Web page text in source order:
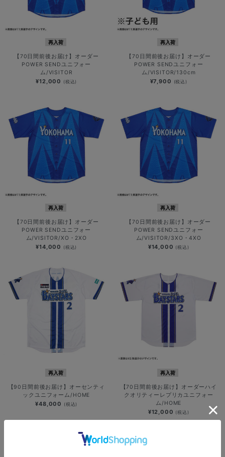
再入荷
【70日間前後お届け】オーダー
POWER SENDユニフォー
ム/VISITOR
¥12,000 (税込)
再入荷
【70日間前後お届け】オーダー
POWER SENDユニフォー
ム/VISITOR/130cm
¥7,900 (税込)
再入荷
【70日間前後お届け】オーダー
POWER SENDユニフォー
ム/VISITOR/XO・2XO
¥14,000 (税込)
再入荷
【70日間前後お届け】オーダー
POWER SENDユニフォー
ム/VISITOR/3XO・4XO
¥14,000 (税込)
再入荷
【90日間前後お届け】オーセンティ
ックユニフォーム/HOME
¥48,000 (税込)
再入荷
【70日間前後お届け】オーダーハイ
クオリティーレプリカユニフォー
ム/HOME
¥12,000 (税込)